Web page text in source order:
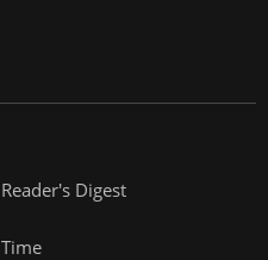
Reader's Digest
Time